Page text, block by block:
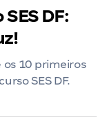
DF:
10 primeiros
SES DF.